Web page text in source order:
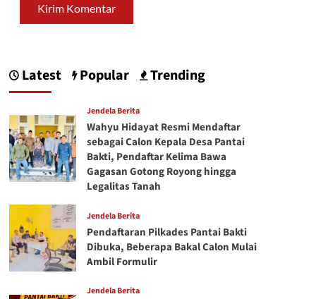
Latest Popular Trending
Jendela Berita
Wahyu Hidayat Resmi Mendaftar
sebagai Calon Kepala Desa Pantai
Bakti, Pendaftar Kelima Bawa
Gagasan Gotong Royong hingga
Legalitas Tanah
Jendela Berita
Pendaftaran Pilkades Pantai Bakti
Dibuka, Beberapa Bakal Calon Mulai
Ambil Formulir
Jendela Berita